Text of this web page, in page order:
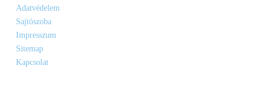
Adatvédelem
Sajtószoba
Impresszum
Sitemap
Kapcsolat